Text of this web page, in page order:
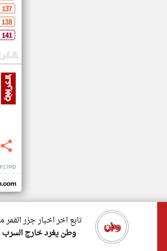
تابع اخر اخبار جزر القمر
وطن يغرد خارج السرب